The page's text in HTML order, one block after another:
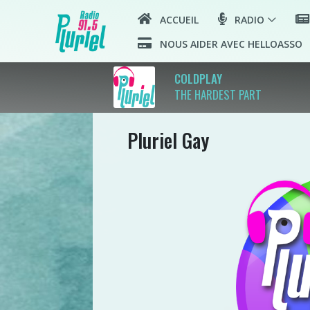
ACCUEIL RADIO
NOUS AIDER AVEC HELLOASSO
COLDPLAY
THE HARDEST PART
Pluriel Gay